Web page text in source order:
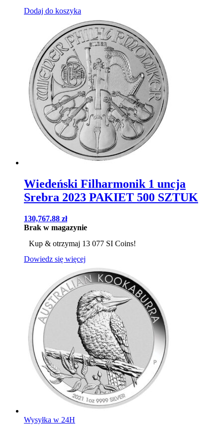
Dodaj do koszyka
Wiedeński Filharmonik 1 uncja
Srebra 2023 PAKIET 500 SZTUK
130,767.88 zł
Brak w magazynie
Kup & otrzymaj 13 077 SI Coins!
Dowiedz się więcej
Wysyłka w 24H